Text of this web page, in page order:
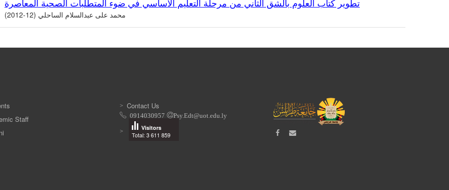
تطوير كتاب العلوم بالشق الثاني من مرحلة التعليم الأساسي في ضوء المتطلبات الصحية المعاصرة
محمد على عبدالسلام الساحلي (12-2012)
Staff
Contact Us
0914030957 Psy.Edt@uot.edu.ly
Total: 3 611 859
Visitors